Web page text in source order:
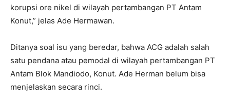
korupsi ore nikel di wilayah pertambangan PT Antam
Konut,” jelas Ade Hermawan.
Ditanya soal isu yang beredar, bahwa ACG adalah salah
satu pendana atau pemodal di wilayah pertambangan PT
Antam Blok Mandiodo, Konut. Ade Herman belum bisa
menjelaskan secara rinci.